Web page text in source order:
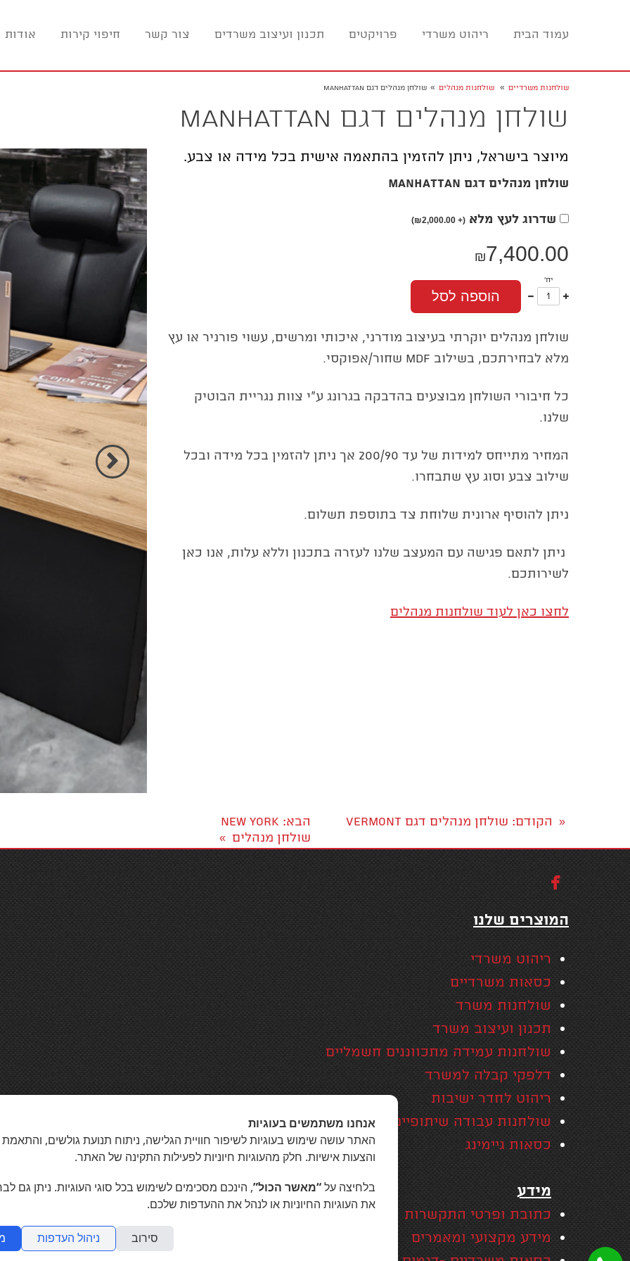
עמוד הבית ריהוט משרדי פרויקטים תכנון ועיצוב משרדים צור קשר חיפוי קירות אודות
שולחנות משרדיים » שולחנות מנהלים » שולחן מנהלים דגם MANHATTAN
שולחן מנהלים דגם MANHATTAN
מיוצר בישראל, ניתן להזמין בהתאמה אישית בכל מידה או צבע.
שולחן מנהלים דגם MANHATTAN
בחירת
אפשרות
שדרוג לעץ מלא (+
₪2,000.00)
₪7,400.00
יח'
עוד
פחות
אחד
הוספה לסל
שולחן מנהלים יוקרתי בעיצוב מודרני, איכותי ומרשים, עשוי פורניר או עץ
מלא לבחירתכם, בשילוב MDF שחור/אפוקסי.
כל חיבורי השולחן מבוצעים בהדבקה בגרונג ע"י צוות נגריית הבוטיק
שלנו.
המחיר מתייחס למידות של עד 200/90 אך ניתן להזמין בכל מידה ובכל
שילוב צבע וסוג עץ שתבחרו.
ניתן להוסיף ארונית שלוחת צד בתוספת תשלום.
ניתן לתאם פגישה עם המעצב שלנו לעזרה בתכנון וללא עלות, אנו כאן
לשירותכם.
לחצו כאן לעוד שולחנות מנהלים
הקודם
« הקודם: שולחן מנהלים דגם VERMONT הבא: NEW YORK
שולחן מנהלים »

המוצרים שלנו
ריהוט משרדי
כסאות משרדיים
שולחנות משרד
תכנון ועיצוב משרד
שולחנות עמידה מתכווננים חשמליים
דלפקי קבלה למשרד
ריהוט לחדר ישיבות
שולחנות עבודה שיתופיים
כסאות גיימינג
מידע
כתובת ופרטי התקשרות
מידע מקצועי ומאמרים
אנחנו משתמשים בעוגיות
האתר עושה שימוש בעוגיות לשיפור חוויית הגלישה, ניתוח תנועת גולשים,
והצעות אישיות. חלק מהעוגיות חיוניות לפעילות התקינה של האתר.
בלחיצה על“מאשר הכול”, הינכם מסכימים לשימוש בכל סוגי העוגיות. ניתן גם
את העוגיות החיוניות או לנהל את ההעדפות שלכם.
סירוב ניהול העדפות